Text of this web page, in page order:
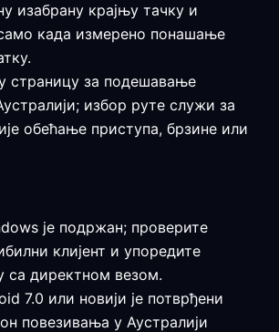
изабрану крајњу тачку и
када измерено понашање
страницу за подешавање
избор руте служи за
обећање приступа, брзине или
је подржан; проверите
клијент и упоредите
са директном везом.
7.0 или новији је потврђени
повезивања у Аустралији